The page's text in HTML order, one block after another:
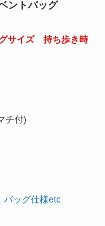
ントバッグ
サイズ 持ち歩き時
チ付)
バッグ仕様etc